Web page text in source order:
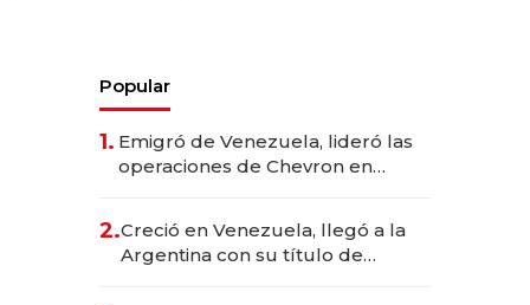
Popular
1. Emigró de Venezuela, lideró las
operaciones de Chevron en
2.Creció en Venezuela, llegó a la
Argentina con su título de